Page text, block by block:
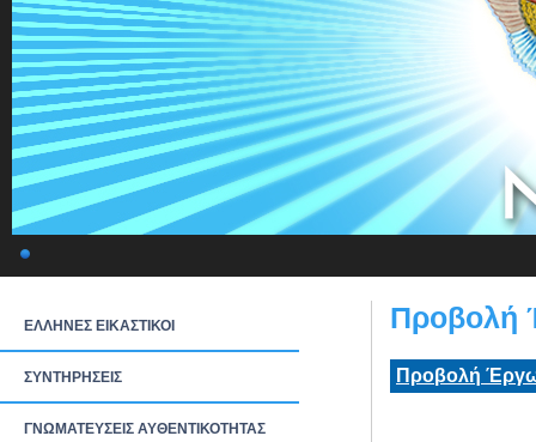
ΕΛΛΗΝΕΣ ΕΙΚΑΣΤΙΚΟΙ
ΣΥΝΤΗΡΗΣΕΙΣ
ΓΝΩΜΑΤΕΥΣΕΙΣ ΑΥΘΕΝΤΙΚΟΤΗΤΑΣ
Προβολή
Προβολή